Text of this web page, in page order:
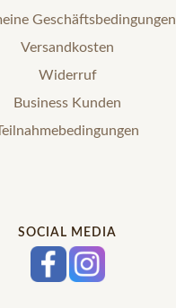
Geschäftsbedingungen
Versandkosten
Widerruf
Business Kunden
SOCIAL MEDIA